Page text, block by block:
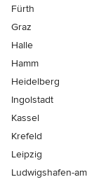
Fürth
Graz
Halle
Hamm
Heidelberg
Ingolstadt
Kassel
Krefeld
Leipzig
Ludwigshafen-